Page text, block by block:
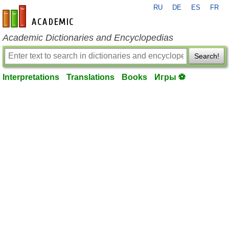
en-academic.com
RU DE ES FR
Academic Dictionaries and Encyclopedias
Search!
Interpretations Translations Books Игры ⚽